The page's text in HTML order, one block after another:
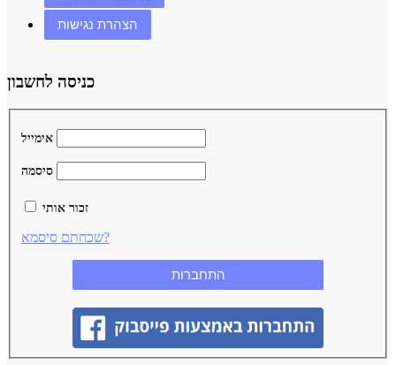
הצהרת נגישות
כניסה לחשבון
אימייל
סיסמה
זכור אותי
שכחתם סיסמא?